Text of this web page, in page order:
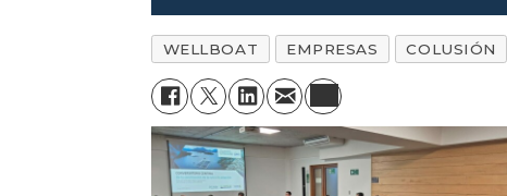
WELLBOAT EMPRESAS COLUSIÓN